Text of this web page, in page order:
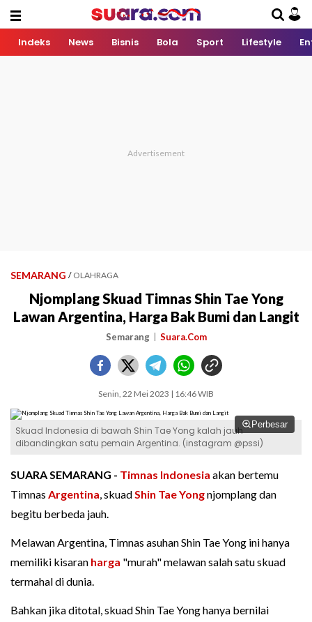
Indeks News Bisnis Bola Sport Lifestyle
SEMARANG / OLAHRAGA
Njomplang Skuad Timnas Shin Tae Yong
Lawan Argentina, Harga Bak Bumi dan Langit
Semarang Suara.Com
Senin, 22 Mei 2023 | 16:46 WIB
Perbesar
Skuad Indonesia di bawah Shin Tae Yong kalah jauh
dibandingkan satu pemain Argentina. (instagram @pssi)
SUARA SEMARANG - Timnas Indonesia akan bertemu
Timnas Argentina, skuadShin Tae Yongnjomplang dan
begitu berbeda jauh.
Melawan Argentina, Timnas asuhan Shin Tae Yong ini hanya
memiliki kisaran harga "murah" melawan salah satu skuad
termahal di dunia.
Bahkan jika ditotal, skuad Shin Tae Yong hanya bernilai